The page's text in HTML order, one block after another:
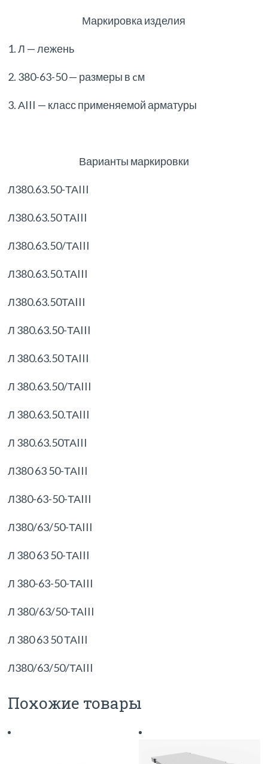
Маркировка изделия
1. Л — лежень
2. 380-63-50 — размеры в cм
3. АIII — класс применяемой арматуры
Варианты маркировки
Л380.63.50-ТАIII
Л380.63.50 ТАIII
Л380.63.50/ТАIII
Л380.63.50.ТАIII
Л380.63.50ТАIII
Л 380.63.50-ТАIII
Л 380.63.50 ТАIII
Л 380.63.50/ТАIII
Л 380.63.50.ТАIII
Л 380.63.50ТАIII
Л380 63 50-ТАIII
Л380-63-50-ТАIII
Л380/63/50-ТАIII
Л 380 63 50-ТАIII
Л 380-63-50-ТАIII
Л 380/63/50-ТАIII
Л 380 63 50 ТАIII
Л380/63/50/ТАIII
Похожие товары